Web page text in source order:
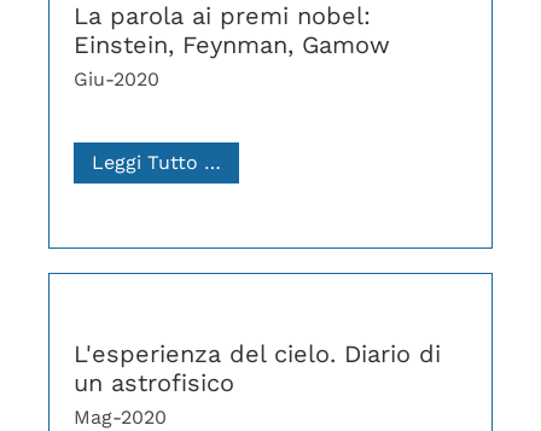
La parola ai premi nobel:
Einstein, Feynman, Gamow
Giu-2020
Leggi Tutto …
L'esperienza del cielo. Diario di
un astrofisico
Mag-2020